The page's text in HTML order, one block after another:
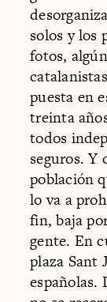
solos y los
fotos,
puesta en
treinta
todos
seguros. Y
población
lo va a
fin, baja
gente. En
plaza Sant
españolas.